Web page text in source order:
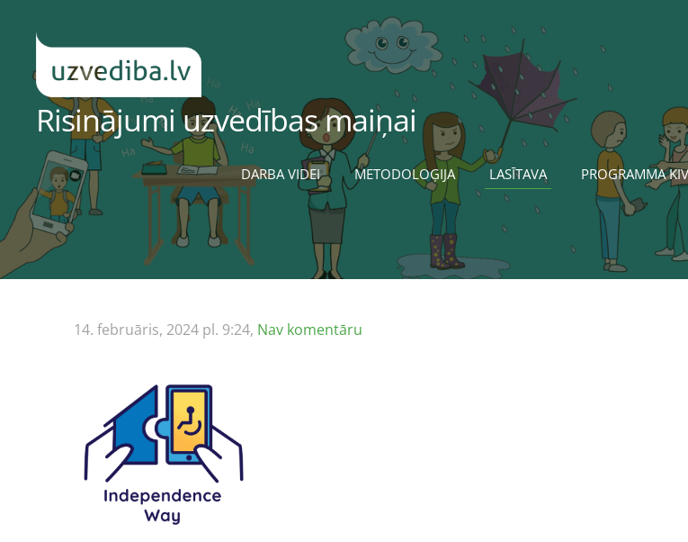
Risinājumi uzvedības maiņai
DARBA VIDEI METODOLOĢIJA LASĪTAVA PROGRAMMA
14. februāris, 2024 pl. 9:24, Nav komentāru